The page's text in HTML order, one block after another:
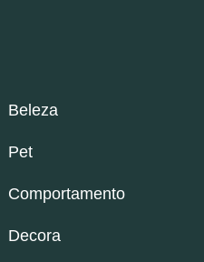
Beleza
Pet
Comportamento
Decora